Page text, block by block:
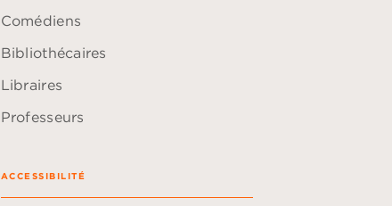
Comédiens
Bibliothécaires
Libraires
Professeurs
ACCESSIBILITÉ